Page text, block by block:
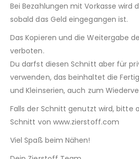
Bei Bezahlungen mit Vorkasse wird
sobald das Geld eingegangen ist.
Das Kopieren und die Weitergabe
verboten.
Du darfst diesen Schnitt aber für
verwenden, das beinhaltet die
und Kleinserien, auch zum
Falls der Schnitt genutzt wird, bitte
Schnitt von www.zierstoff.com
Viel Spaß beim Nähen!